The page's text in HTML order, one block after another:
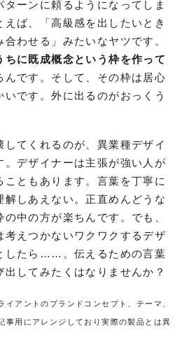
ターンに頼るようになってしま
えば、「高級感を出したいとき
わせる」みたいなヤツです。
ちに既成概念という枠を作って
んです。そして、その枠は居心
です。外に出るのがおっくう
してくれるのが、異業種デザイ
。デザイナーは主張が強い人が
こともあります。言葉を丁寧に
解しあえない。正直めんどうな
中の方が楽ちんです。でも、
考えつかないワクワクするデザ
したら……。伝えるための言葉
出してみたくはなりませんか？
イアントのブランドコンセプト、テーマ、
事用にアレンジしており実際の製品とは異